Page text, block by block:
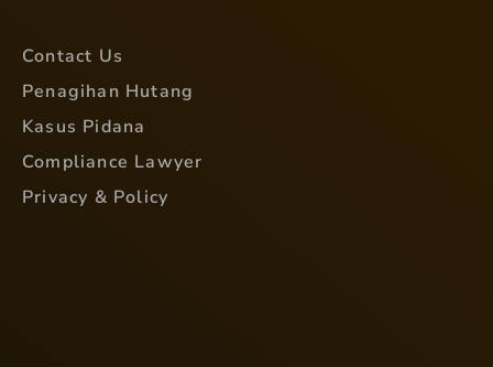
Contact Us
Penagihan Hutang
Kasus Pidana
Compliance Lawyer
Privacy & Policy